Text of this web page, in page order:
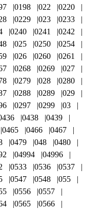
0198 022
0220
0229 023
0233
0240 0241
0242
025 0250
0254
026 0260
0261
0268 0269
027
0279 028
0280
0288 0289
029
0297 0299
03
0438
0439
0465 0466
0467
0479 048
0480
04994
04996
0533 0536
0537
0547 0548
055
0556
0557
0565
0566